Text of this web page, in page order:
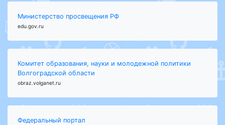
Министерство просвещения РФ
edu.gov.ru
Комитет образования, науки и молодежной политики
Волгоградской области
obraz.volganet.ru
Федеральный портал